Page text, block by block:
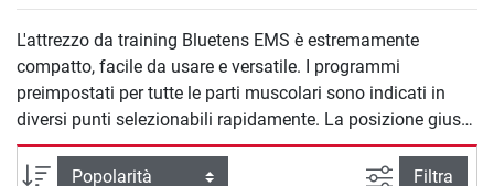
L'attrezzo da training Bluetens EMS è estremamente
compatto, facile da usare e versatile. I programmi
preimpostati per tutte le parti muscolari sono indicati in
diversi punti selezionabili rapidamente. La posizione giusta
degli elettrodi è spiegata attraverso immagini via app.
L'attrezzo è grande come una carta di credito e può essere
Ordina per Ricerca
Filtra